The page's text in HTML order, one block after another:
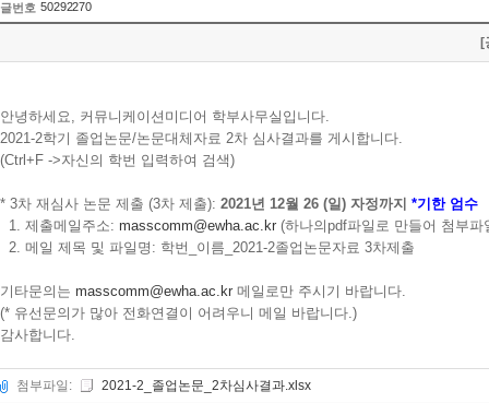
글번호 50292270
[
안녕하세요, 커뮤니케이션미디어 학부사무실입니다.
2021-2학기 졸업논문/논문대체자료 2차 심사결과를 게시합니다.
(Ctrl+F ->자신의 학번 입력하여 검색)
* 3차 재심사 논문 제출 (3차 제출): 2021년 12월 26 (일) 자정까지 *기한 엄수
1. 제출메일주소: masscomm@ewha.ac.kr (하나의pdf파일로 만들어 첨부파
2. 메일 제목 및 파일명: 학번_이름_2021-2졸업논문자료 3차제출
기타문의는 masscomm@ewha.ac.kr 메일로만 주시기 바랍니다.
(* 유선문의가 많아 전화연결이 어려우니 메일 바랍니다.)
감사합니다.
첨부파일: 2021-2_졸업논문_2차심사결과.xlsx